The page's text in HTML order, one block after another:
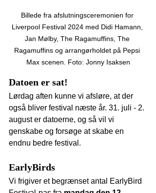
Billede fra afslutningsceremonien for
Liverpool Festival 2024 med Didi Hamann,
Jan Mølby, The Ragamuffins, The
Ragamuffins og arrangørholdet på Pepsi
Max scenen. Foto: Jonny Isaksen
Datoen er sat!
Lørdag aften kunne vi afsløre, at der
også bliver festival næste år. 31. juli - 2.
august er datoerne, og så vil vi
genskabe og forsøge at skabe en
endnu bedre festival.
EarlyBirds
Vi frigiver et begrænset antal EarlyBird